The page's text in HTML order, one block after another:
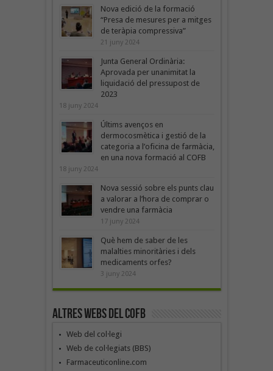
Nova edició de la formació
“Presa de mesures per a mitges
de teràpia compressiva”
21 juny 2024
Junta General Ordinària:
Aprovada per unanimitat la
liquidació del pressupost de
2023
18 juny 2024
Últims avenços en
dermocosmètica i gestió de la
categoria a l’oficina de farmàcia,
en una nova formació al COFB
18 juny 2024
Nova sessió sobre els punts clau
a valorar a l’hora de comprar o
vendre una farmàcia
17 juny 2024
Què hem de saber de les
malalties minoritàries i dels
medicaments orfes?
3 juny 2024
Altres webs del COFB
Web del col·legi
Web de col·legiats (BBS)
Farmaceuticonline.com